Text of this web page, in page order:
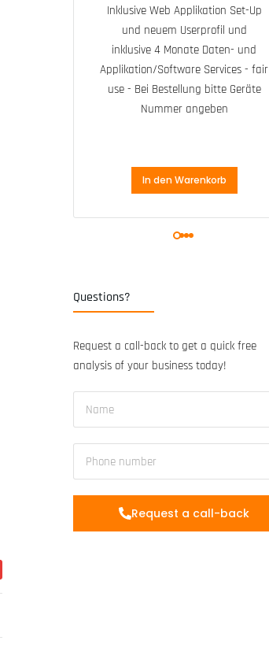
Inklusive Web Applikation Set-Up
und neuem Userprofil und
inklusive 4 Monate Daten- und
Applikation/Software Services - fair
use - Bei Bestellung bitte Geräte
Nummer angeben
In den Warenkorb
Questions?
Request a call-back to get a quick free
analysis of your business today!
Request a call-back